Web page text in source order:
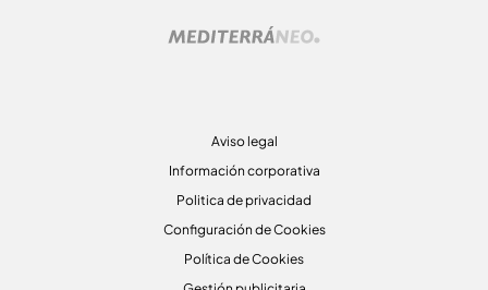
Aviso legal
Información corporativa
Politica de privacidad
Configuración de Cookies
Política de Cookies